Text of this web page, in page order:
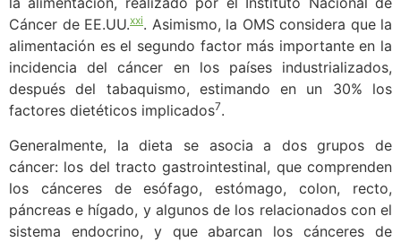
Cáncer de EE.UU.xxi. Asimismo, la OMS considera que la
alimentación es el segundo factor más importante en la
incidencia del cáncer en los países industrializados,
después del tabaquismo, estimando en un 30% los
factores dietéticos implicados7.
Generalmente, la dieta se asocia a dos grupos de
cáncer: los del tracto gastrointestinal, que comprenden
los cánceres de esófago, estómago, colon, recto,
páncreas e hígado, y algunos de los relacionados con el
sistema endocrino, y que abarcan los cánceres de